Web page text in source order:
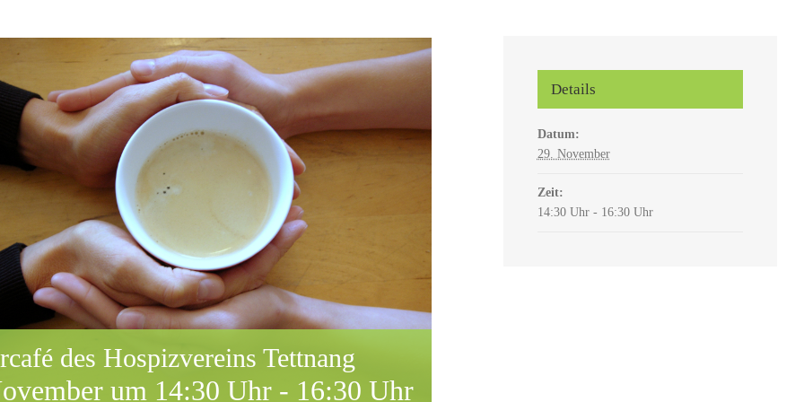
des Hospizvereins Tettnang
um 14:30 Uhr - 16:30 Uhr
Details
Datum:
29. November
Zeit:
14:30 Uhr - 16:30 Uhr